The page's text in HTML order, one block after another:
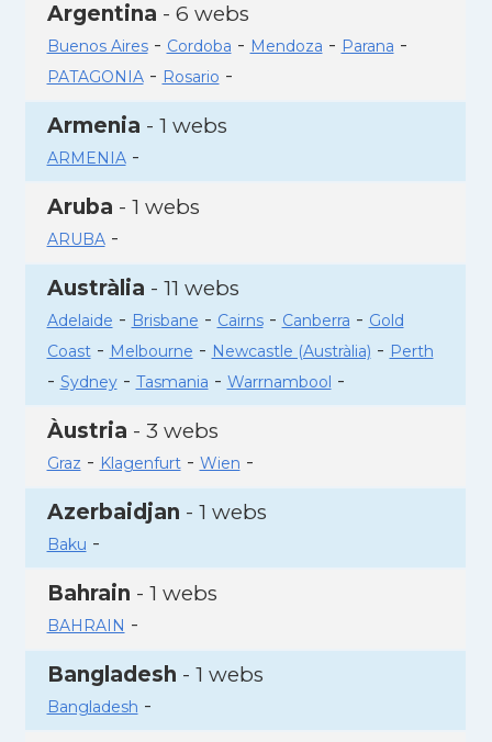
Argentina - 6 webs
Buenos Aires- Cordoba - Mendoza - Parana -
PATAGONIA- Rosario -
Armenia - 1 webs
ARMENIA-
Aruba - 1 webs
ARUBA-
Austràlia - 11 webs
Adelaide - Brisbane - Cairns- Canberra - Gold
Coast- Melbourne - Newcastle (Austràlia) - Perth
- Sydney- Tasmania - Warrnambool -
Àustria - 3 webs
Graz - Klagenfurt- Wien -
Azerbaidjan - 1 webs
Baku -
Bahrain - 1 webs
BAHRAIN -
Bangladesh - 1 webs
Bangladesh -